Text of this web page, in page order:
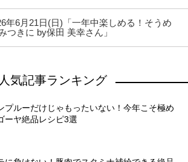
年6月21日(日)「一年中楽しめる！そうめ
つきに by保田 美幸さん」
人気記事ランキング
プルーだけじゃもったいない！今年こそ極め
ーヤ絶品レシピ3選